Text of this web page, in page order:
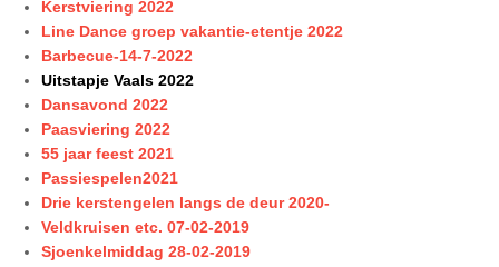
Kerstviering 2022
Line Dance groep vakantie-etentje 2022
Barbecue-14-7-2022
Uitstapje Vaals 2022
Dansavond 2022
Paasviering 2022
55 jaar feest 2021
Passiespelen2021
Drie kerstengelen langs de deur 2020-
Veldkruisen etc. 07-02-2019
Sjoenkelmiddag 28-02-2019